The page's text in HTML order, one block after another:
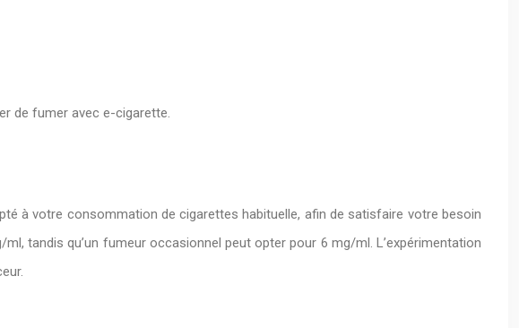
de fumer avec e-cigarette.
à votre consommation de cigarettes habituelle, afin de satisfaire votre besoin
tandis qu’un fumeur occasionnel peut opter pour 6 mg/ml. L’expérimentation